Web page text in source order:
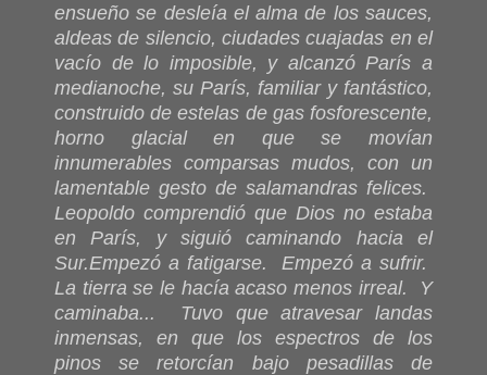
ensueño se desleía el alma de los sauces,
aldeas de silencio, ciudades cuajadas en el
vacío de lo imposible, y alcanzó París a
medianoche, su París, familiar y fantástico,
construido de estelas de gas fosforescente,
horno glacial en que se movían
innumerables comparsas mudos, con un
lamentable gesto de salamandras felices.
Leopoldo comprendió que Dios no estaba
en París, y siguió caminando hacia el
Sur.Empezó a fatigarse. Empezó a sufrir.
La tierra se le hacía acaso menos irreal. Y
caminaba... Tuvo que atravesar landas
inmensas, en que los espectros de los
pinos se retorcían bajo pesadillas de